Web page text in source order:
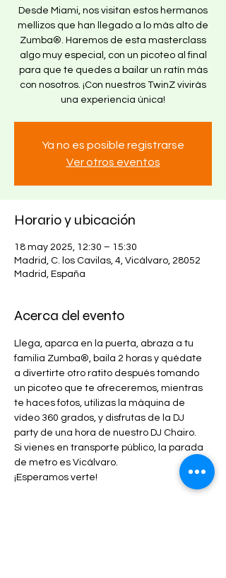
Desde Miami, nos visitan estos hermanos
mellizos que han llegado a lo más alto de
Zumba®. Haremos de esta masterclass
algo muy especial, con un picoteo al final
para que te quedes a bailar un ratín más
con nosotros. ¡Con nuestros TwinZ vivirás
una experiencia única!
Ya no es posible registrarse
Ver otros eventos
Horario y ubicación
18 may 2025, 12:30 – 15:30
Madrid, C. los Cavilas, 4, Vicálvaro, 28052
Madrid, España
Acerca del evento
Llega, aparca en la puerta, abraza a tu
familia Zumba®, baila 2 horas y quédate
a divertirte otro ratito después tomando
un picoteo que te ofreceremos, mientras
te haces fotos, utilizas la máquina de
vídeo 360 grados, y disfrutas de la DJ
party de una hora de nuestro DJ Chairo.
Si vienes en transporte público, la parada
de metro es Vicálvaro.
¡Esperamos verte!